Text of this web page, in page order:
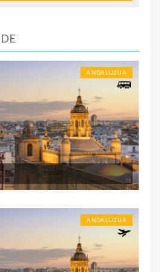
- Zdravstveno osiguranje
ANDALUZIJA
ANDALUZIJA